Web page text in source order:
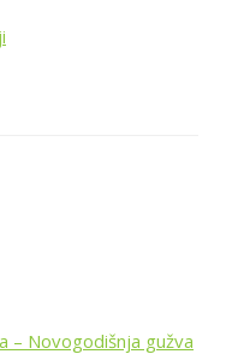
– Novogodišnja gužva